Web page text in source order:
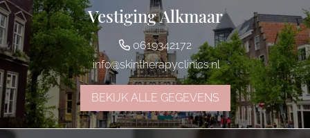
Vestiging Alkmaar
0619342172
info@skintherapyclinics.nl
BEKIJK ALLE GEGEVENS